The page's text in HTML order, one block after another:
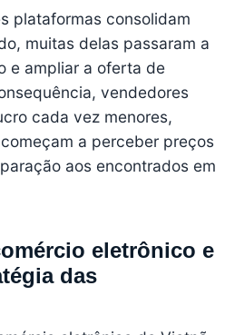
plataformas consolidam
muitas delas passaram a
e ampliar a oferta de
vendedores
cada vez menores,
a perceber preços
aos encontrados em
eletrônico e
das